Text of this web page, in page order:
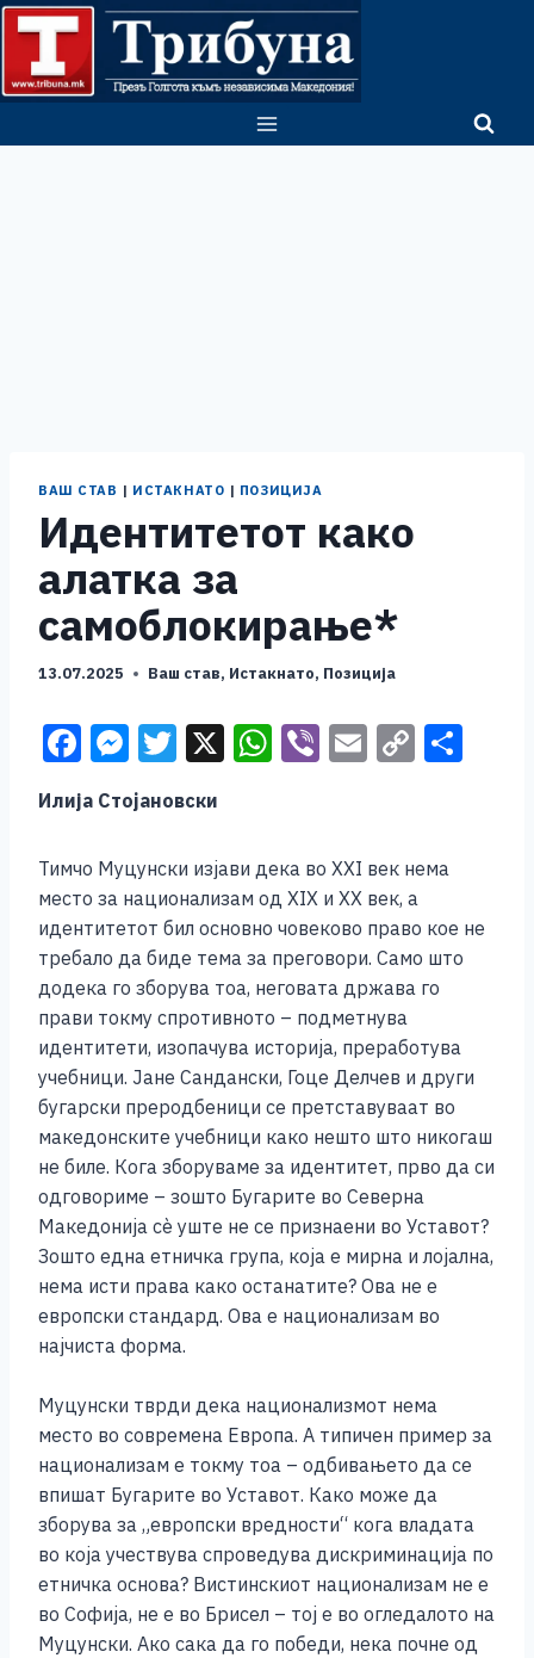
Skip
content
ВАШ СТАВ | ИСТАКНАТО | ПОЗИЦИЈА
Идентитетот како
алатка за
самоблокирање*
13.07.2025 Ваш став, Истакнато, Позиција
F
a
c
e
b
o
o
k
M
e
ss
e
n
g
er
T
tt
er
X W
s
A
p
p
Vi E
l
C
y
Li
n
k
Илиja Стојановски
Тимчо Муцунски изјави дека во XXI век нема
место за национализам од XIX и XX век, а
идентитетот бил основно човеково право кое не
требало да биде тема за преговори. Само што
додека го зборува тоа, неговата држава го
прави токму спротивното – подметнува
идентитети, изопачува историја, преработува
учебници. Јане Сандански, Гоце Делчев и други
бугарски преродбеници се претставуваат во
македонските учебници како нешто што никогаш
не биле. Кога зборуваме за идентитет, прво да си
одговориме – зошто Бугарите во Северна
Македонија сè уште не се признаени во Уставот?
Зошто една етничка група, која е мирна и лојална,
нема исти права како останатите? Ова не е
европски стандард. Ова е национализам во
најчиста форма.
Муцунски тврди дека национализмот нема
место во современа Европа. А типичен пример за
национализам е токму тоа – одбивањето да се
впишат Бугарите во Уставот. Како може да
зборува за „европски вредности“ кога владата
во која учествува спроведува дискриминација по
етничка основа? Вистинскиот национализам не е
во Софија, не е во Брисел – тој е во огледалото на
Муцунски. Ако сака да го победи, нека почне од